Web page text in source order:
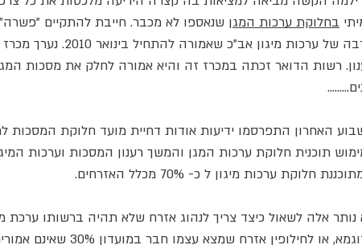
בחלוקת ערכות המגן שנאספו לא מכבר. חייבת להתקיים
קרבה של ערכות
האחרון התפרסמו ידיעות אודות דחיית מועד חלוקת המסכות
תוכנית חלוקת ערכות המגן והמשך רענון המסכות וערכות
חלוקת ערכות מיגון ל כ- 70% מכלל האזרחים.
נותר אלה לשאול כיצד צריך לנהוג אזרח שלא תהיה ברשותו
או לחילופין אזרח שמצא עצמו חבר במועדון 30% שאינם אמורים לקבל מיגן בשלב ידוע ומתוכנן מראש.